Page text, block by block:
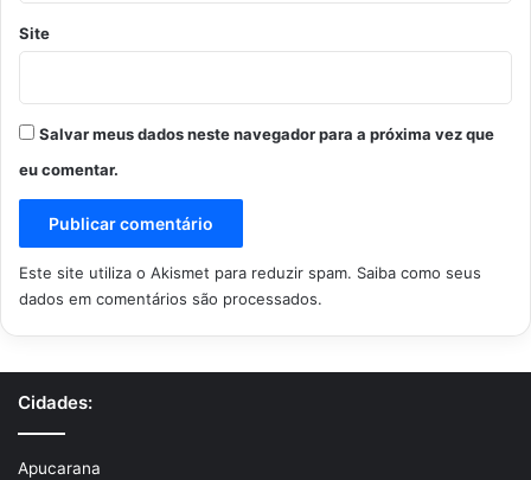
Site
Salvar meus dados neste navegador para a próxima vez que
eu comentar.
Este site utiliza o Akismet para reduzir spam. Saiba como seus
dados em comentários são processados.
Cidades:
Apucarana